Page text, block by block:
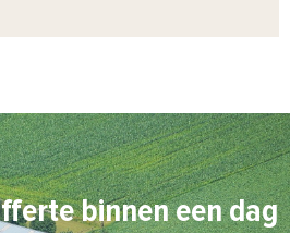
binnen een dag